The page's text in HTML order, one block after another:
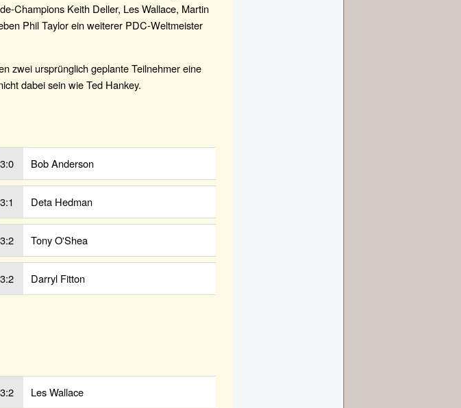
Champions Keith Deller, Les Wallace, Martin
Phil Taylor ein weiterer PDC-Weltmeister
zwei ursprünglich geplante Teilnehmer eine
dabei sein wie Ted Hankey.
3:0 Bob Anderson
3:1 Deta Hedman
3:2 Tony O'Shea
3:2 Darryl Fitton
3:2 Les Wallace